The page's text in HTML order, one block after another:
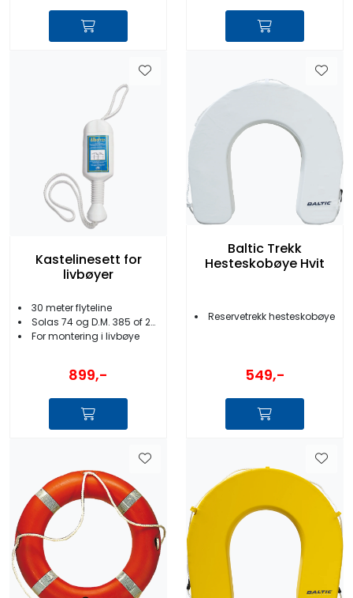
Kastelinesett for
livbøyer
30 meter flyteline
Solas 74 og D.M. 385 of 29/9/99
For montering i livbøye
899,-
Baltic Trekk
Hesteskobøye Hvit
Reservetrekk hesteskobøye
549,-